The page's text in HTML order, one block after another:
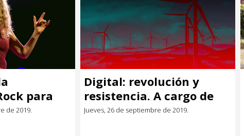
para
de 2019.
Digital: revolución y
resistencia. A cargo de
Javier Misa.
Jueves, 26 de septiembre de 2019.